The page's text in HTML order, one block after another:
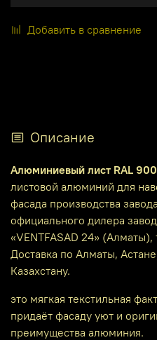
Добавить в сравнение
Описание
Алюминиевый лист RAL
листовой алюминий для
фасада производства
официального дилера
«VENTFASAD 24»
Доставка по Алматы,
Казахстану.
это мягкая текстильная
придаёт фасаду уют и
преимущества алюминия.